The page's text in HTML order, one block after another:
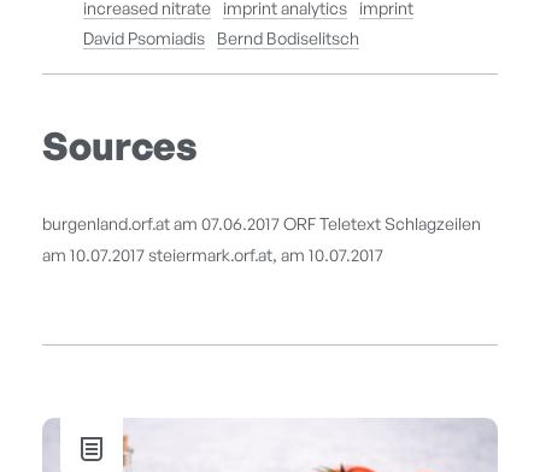
increased nitrate
imprint analytics
imprint
David Psomiadis
Bernd Bodiselitsch
Sources
burgenland.orf.at am 07.06.2017 ORF Teletext Schlagzeilen
am 10.07.2017 steiermark.orf.at, am 10.07.2017